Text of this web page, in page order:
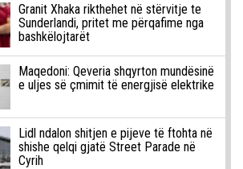
Granit Xhaka rikthehet në stërvitje te
Sunderlandi, pritet me përqafime nga
bashkëlojtarët
Maqedoni: Qeveria shqyrton mundësinë
e uljes së çmimit të energjisë elektrike
Lidl ndalon shitjen e pijeve të ftohta në
shishe qelqi gjatë Street Parade në
Cyrih